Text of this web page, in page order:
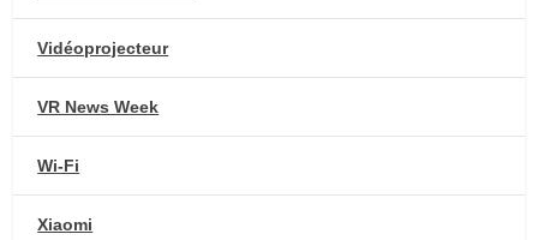
Vidéoprojecteur
VR News Week
Wi-Fi
Xiaomi